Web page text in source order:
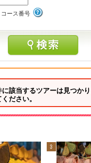
コース番号
該当するツアーは見つかり
ださい。